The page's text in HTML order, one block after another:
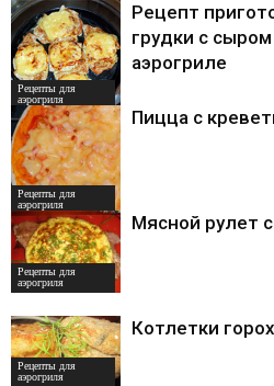
Рецепты для
аэрогриля
Рецепт
грудки с
аэрогриле
Рецепты для
аэрогриля
Пицца с
Рецепты для
аэрогриля
Мясной рулет
Рецепты для
аэрогриля
Котлетки